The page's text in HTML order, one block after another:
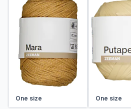
One size One size